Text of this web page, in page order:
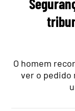
O homem
ver o pedido